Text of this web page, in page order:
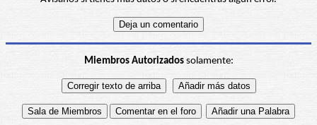
Miembros Autorizadossolamente: